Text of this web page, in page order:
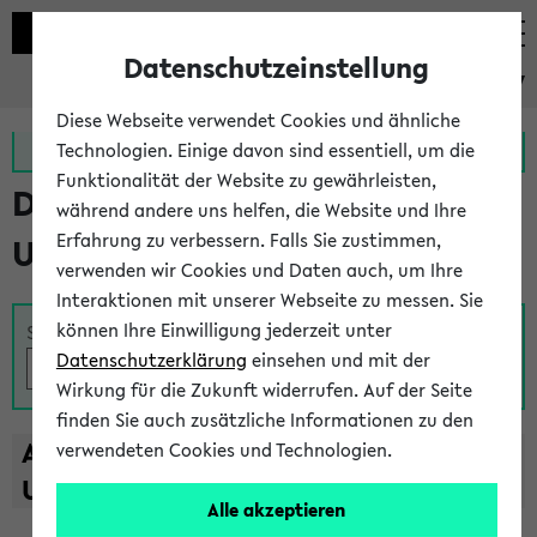
eKVV
Zur MeineUni App Zum MeineUni Portal
Das Lehrangebot der
Universität Bielefeld
Suche
A B C D E F G H I J K L M N O
U
V W X Y
Z
Datenschutzeinstellung
Diese Webseite verwendet Cookies und ähnliche
Technologien. Einige davon sind essentiell, um die
Funktionalität der Website zu gewährleisten,
während andere uns helfen, die Website und Ihre
Erfahrung zu verbessern. Falls Sie zustimmen,
verwenden wir Cookies und Daten auch, um Ihre
Interaktionen mit unserer Webseite zu messen. Sie
können Ihre Einwilligung jederzeit unter
Datenschutzerklärung einsehen und mit der
Wirkung für die Zukunft widerrufen. Auf der Seite
finden Sie auch zusätzliche Informationen zu den
verwendeten Cookies und Technologien.
Alle akzeptieren